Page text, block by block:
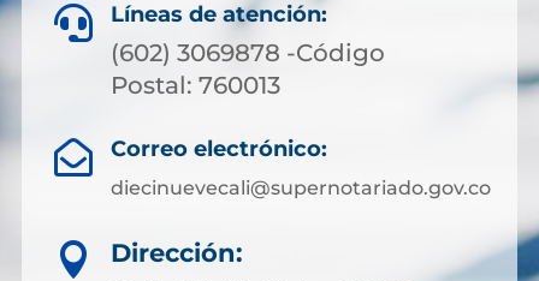
 Líneas de atención:
(602) 3069878 -Código
Postal: 760013
 Correo electrónico:
diecinuevecali@supernotariado.gov.co

Dirección: